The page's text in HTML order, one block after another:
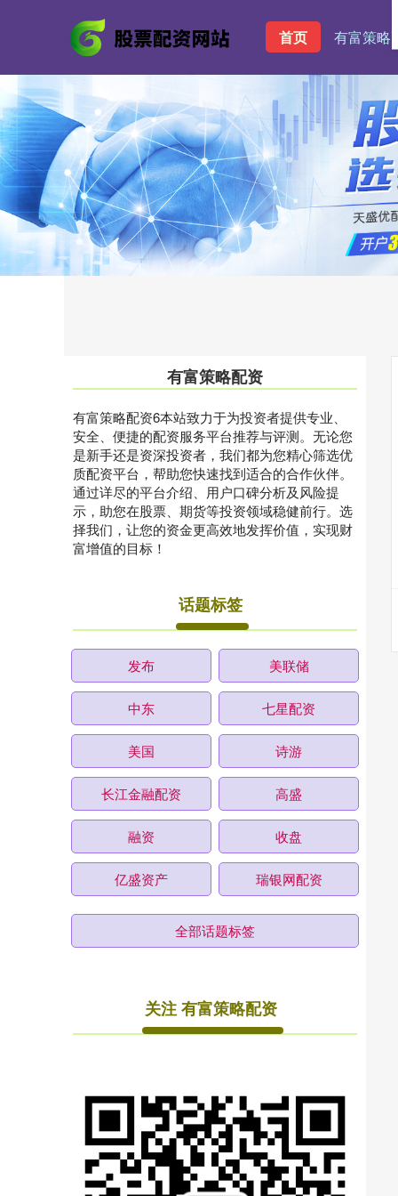
首页 有富策略
有富策略配资
有富策略配资6本站致力于为投资者提供专业、
安全、便捷的配资服务平台推荐与评测。无论您
是新手还是资深投资者，我们都为您精心筛选优
质配资平台，帮助您快速找到适合的合作伙伴。
通过详尽的平台介绍、用户口碑分析及风险提
示，助您在股票、期货等投资领域稳健前行。选
择我们，让您的资金更高效地发挥价值，实现财
富增值的目标！
话题标签
发布 美联储
中东 七星配资
美国 诗游
长江金融配资 高盛
融资 收盘
亿盛资产 瑞银网配资
全部话题标签
关注 有富策略配资